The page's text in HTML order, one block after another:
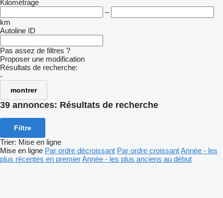
Kilométrage
–
km
Autoline ID
Pas assez de filtres ?
Proposer une modification
Résultats de recherche:
-
montrer
39 annonces: Résultats de recherche
Filtre
Trier: Mise en ligne
Mise en ligne Par ordre décroissant Par ordre croissantAnnée - les
plus récentes en premierAnnée - les plus anciens au début